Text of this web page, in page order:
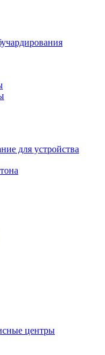
для устройства
центры